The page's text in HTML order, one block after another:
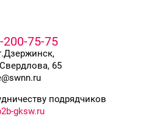
200-75-75
65
подрядчиков
gksw.ru